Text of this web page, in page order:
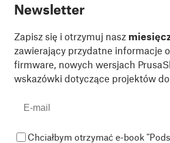
Newsletter
Zapisz się i otrzymuj nasz
zawierający przydatne informacje
firmware, nowych wersjach
wskazówki dotyczące projektów
Chciałbym otrzymać e-book